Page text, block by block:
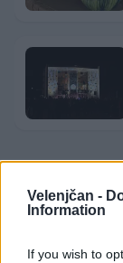
Velenjčan -
Information
If you wish to